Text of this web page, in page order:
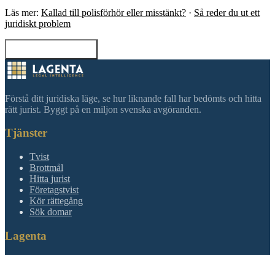
Läs mer: Kallad till polisförhör eller misstänkt? · Så reder du ut ett
juridiskt problem
Förstå ditt juridiska läge, se hur liknande fall har bedömts och hitta
rätt jurist. Byggt på en miljon svenska avgöranden.
Tjänster
Tvist
Brottmål
Hitta jurist
Företagstvist
Kör rättegång
Sök domar
Lagenta